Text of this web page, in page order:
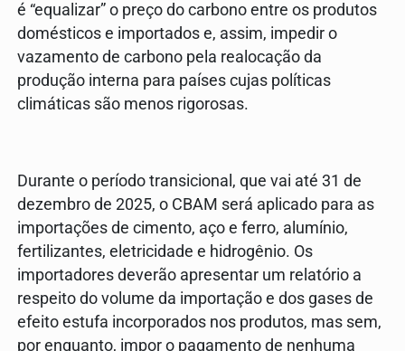
é “equalizar” o preço do carbono entre os produtos
domésticos e importados e, assim, impedir o
vazamento de carbono pela realocação da
produção interna para países cujas políticas
climáticas são menos rigorosas.
Durante o período transicional, que vai até 31 de
dezembro de 2025, o CBAM será aplicado para as
importações de cimento, aço e ferro, alumínio,
fertilizantes, eletricidade e hidrogênio. Os
importadores deverão apresentar um relatório a
respeito do volume da importação e dos gases de
efeito estufa incorporados nos produtos, mas sem,
por enquanto, impor o pagamento de nenhuma